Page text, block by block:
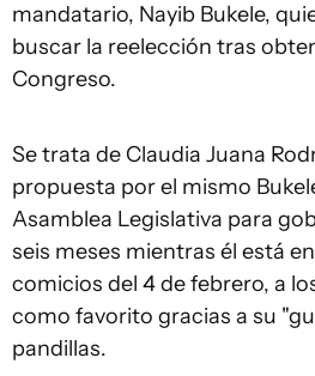
mandatario, Nayib Bukele,
buscar la reelección tras
Congreso.
Se trata de Claudia Juana
propuesta por el mismo
Asamblea Legislativa para
seis meses mientras él está
comicios del 4 de febrero, a
como favorito gracias a su
pandillas.